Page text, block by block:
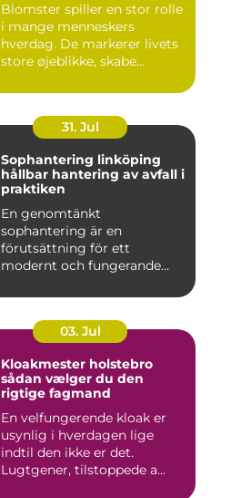
Blomster spiller en stor rolle
i mange menneskers
hverdag. De markerer livets
store øjeblikke, skabe...
31. Jul
Sophantering linköping
hållbar hantering av avfall i
praktiken
En genomtänkt
sophantering är en
förutsättning för ett
modernt och fungerande
03. Jul
Kloakmester holstebro
sådan vælger du den
rigtige fagmand
En velfungerende kloak er
usynlig i hverdagen lige
indtil den ikke er det.
Lugtgener, tilstoppede a...